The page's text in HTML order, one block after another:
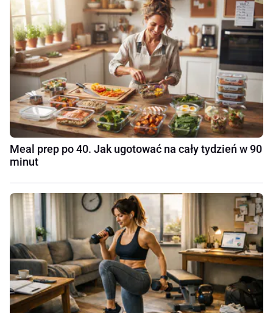
Meal prep po 40. Jak ugotować na cały tydzień w 90
minut